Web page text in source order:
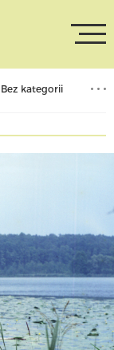
Bez kategorii